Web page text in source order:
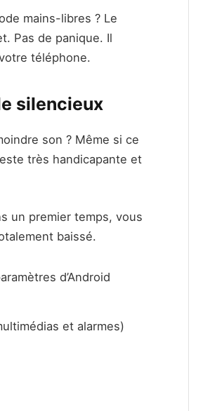
mains-libres ? Le
Pas de panique. Il
téléphone.
silencieux
son ? Même si ce
très handicapante et
un premier temps, vous
baissé.
d’Android
et alarmes)